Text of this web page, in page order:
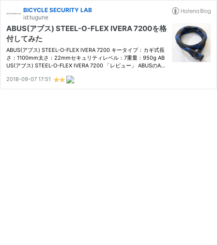
BICYCLE SECURITY LAB
id:tugune
ABUS(アブス) STEEL-O-FLEX IVERA 7200を格
付してみた
ABUS(アブス) STEEL-O-FLEX IVERA 7200 キータイプ：カギ式長
さ：1100mm太さ：22mmセキュリティレベル：7重量：950g AB
US(アブス) STEEL-O-FLEX IVERA 7200 「レビュー」 ABUSのAR
ジラリンクケーブルロック」を同じ仕組みの鍵で、ワイヤーをスチ
ールのシェルで包み…
2018-09-07 17:51